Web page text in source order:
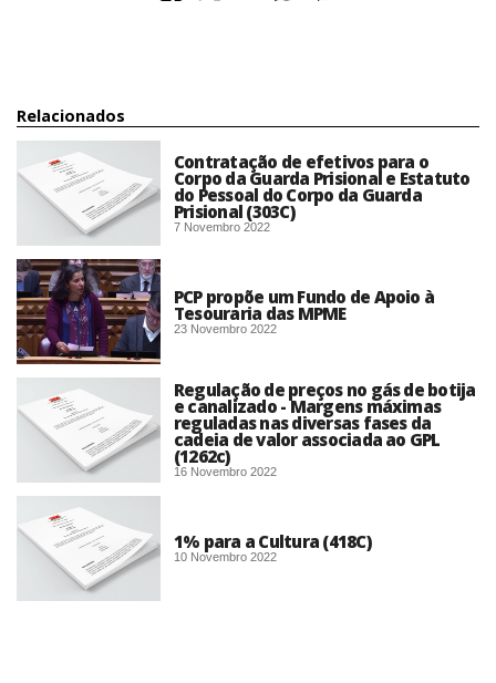
Relacionados
Contratação de efetivos para o
Corpo da Guarda Prisional e Estatuto
do Pessoal do Corpo da Guarda
Prisional (303C)
7 Novembro 2022
PCP propõe um Fundo de Apoio à
Tesouraria das MPME
23 Novembro 2022
Regulação de preços no gás de botija
e canalizado - Margens máximas
reguladas nas diversas fases da
cadeia de valor associada ao GPL
(1262c)
16 Novembro 2022
1% para a Cultura (418C)
10 Novembro 2022